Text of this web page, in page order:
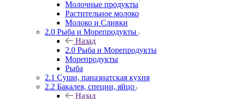
Молочные продукты
Растительное молоко
Молоко и Сливки
2.0 Рыба и Морепродукты
Назад
2.0 Рыба и Морепродукты
Морепродукты
Рыба
2.1 Суши, паназиатская кухня
2.2 Бакалея, специи, яйцо
Назад